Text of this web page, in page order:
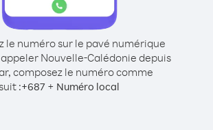
le numéro sur le pavé numérique
Nouvelle-Calédonie depuis
composez le numéro comme
suit :+687 + Numéro local